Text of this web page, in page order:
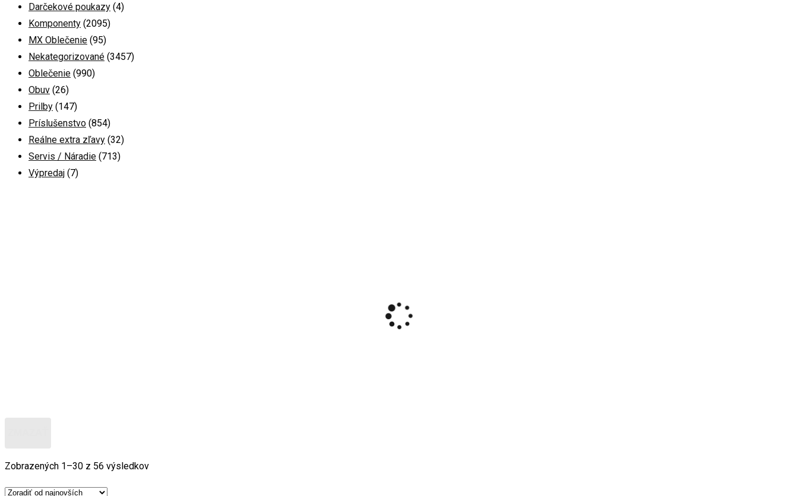
Darčekové poukazy (4)
Komponenty (2095)
MX Oblečenie (95)
Nekategorizované (3457)
Oblečenie (990)
Obuv (26)
Prilby (147)
Príslušenstvo (854)
Reálne extra zľavy (32)
Servis / Náradie (713)
Výpredaj (7)
Zobrazených 1–30 z 56 výsledkov